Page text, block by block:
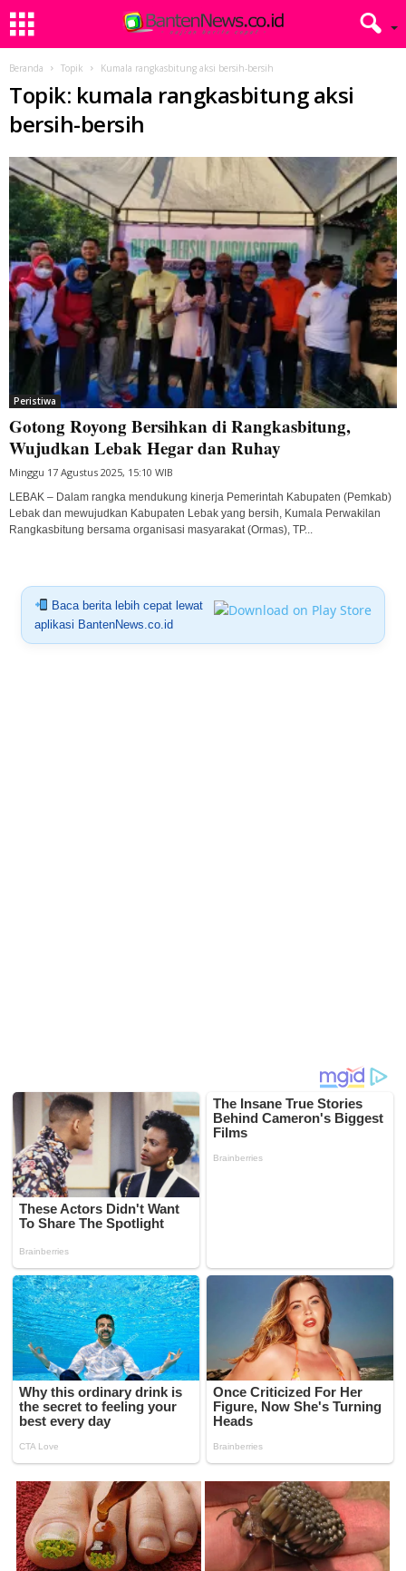
Beranda Topik Kumala rangkasbitung aksi bersih-bersih
Topik: kumala rangkasbitung aksi
bersih-bersih
Peristiwa
Gotong Royong Bersihkan di Rangkasbitung,
Wujudkan Lebak Hegar dan Ruhay
Minggu 17 Agustus 2025, 15:10 WIB
LEBAK – Dalam rangka mendukung kinerja Pemerintah Kabupaten (Pemkab)
Lebak dan mewujudkan Kabupaten Lebak yang bersih, Kumala Perwakilan
Rangkasbitung bersama organisasi masyarakat (Ormas), TP...
Baca berita lebih cepat lewat
aplikasi BantenNews.co.id